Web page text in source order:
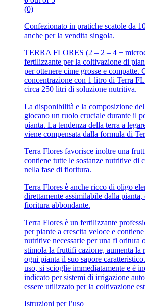
(0)
Confezionato in pratiche scatole da
anche per la vendita singola.
TERRA FLORES (2 – 2 – 4 +
fertilizzante per la coltivazione di
per ottenere cime grosse e compatte.
concentrazione con 1 litro di Terra
circa 250 litri di soluzione nutritiva.
La disponibilità e la composizione
giocano un ruolo cruciale durante il
pianta. La tendenza della terra a
viene compensata dalla formula di
Terra Flores favorisce inoltre una
contiene tutte le sostanze nutritive di
nella fase di fioritura.
Terra Flores è anche ricco di oligo
direttamente assimilabile dalla pianta,
fioritura abbondante.
Terra Flores è un fertilizzante
per piante a crescita veloce e
nutritive necessarie per una fi oritura
stimola la fruttifi cazione, aumenta la
ogni pianta il suo sapore
uso, si scioglie immediatamente e è
indicato per sistemi di irrigazione
essere utilizzato per la coltivazione
Istruzioni per l’uso